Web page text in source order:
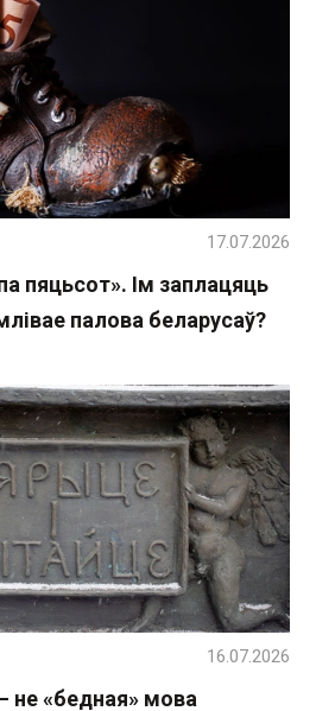
пяцьсот». Ім заплацяць
палова беларусаў?
17.07.2026
не «бедная» мова
16.07.2026